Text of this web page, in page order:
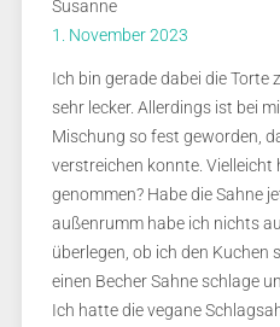
Susanne
1. November 2023
Ich bin gerade dabei die Torte
sehr lecker. Allerdings ist bei
Mischung so fest geworden,
verstreichen konnte. Vielleicht
genommen? Habe die Sahne
außenrumm habe ich nichts
überlegen, ob ich den Kuchen
einen Becher Sahne schlage
Ich hatte die vegane